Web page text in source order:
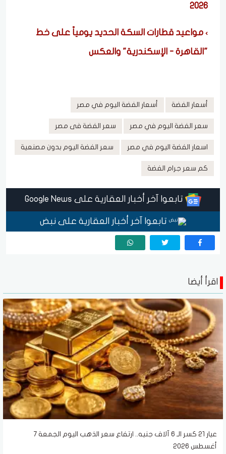
2026
مواعيد قطارات السكة الحديد يومياً على خط
"القاهرة - الإسكندرية" والعكس
أسعار الفضة أسعار الفضة اليوم في مصر
سعر الفضة اليوم في مصر سعر الفضة فى مصر
اسعار الفضة اليوم في مصر سعر الفضة اليوم بدون مصنعية
كم سعر جرام الفضة
تابعوا آخر أخبار العقارية على Google News
تابعوا آخر أخبار العقارية على نبض
اقرأ أيضا
عيار 21 كسر الـ 6 آلاف جنيه.. ارتفاع سعر الذهب اليوم الجمعة 7
أغسطس 2026